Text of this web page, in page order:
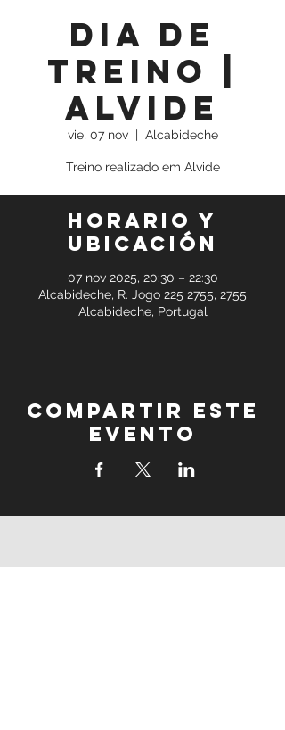
Dia de
Treino |
Alvide
vie, 07 nov
  |
Alcabideche
Treino realizado em Alvide
Horario y
ubicación
07 nov 2025, 20:30 – 22:30
Alcabideche, R. Jogo 225 2755, 2755
Alcabideche, Portugal
Compartir este
evento